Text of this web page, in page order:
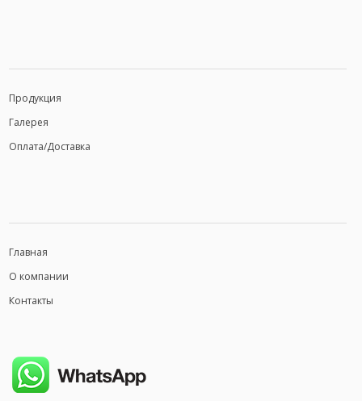
Продукция
Галерея
Оплата/Доставка
Главная
О компании
Контакты